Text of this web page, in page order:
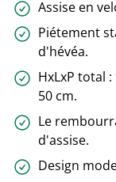
Assise en
Piétement
d'hévéa.
HxLxP total
50 cm.
Le
d'assise.
Design